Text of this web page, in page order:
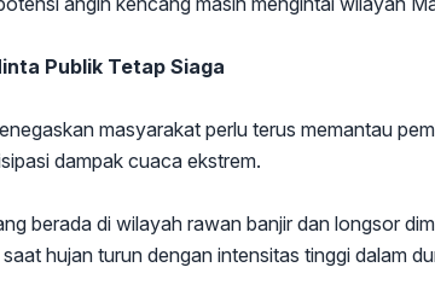
Publik Tetap Siaga
masyarakat perlu terus memantau
dampak cuaca ekstrem.
berada di wilayah rawan banjir dan longsor
hujan turun dengan intensitas tinggi dalam